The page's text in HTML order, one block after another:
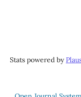
Stats powered by